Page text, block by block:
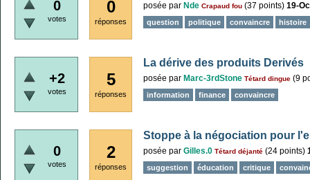
0
votes
0
réponses
posée par Nde Crapaud fou (37 points) 19-
question politique convaincre histoire
+2
votes
5
réponses
La dérive des produits Derivés
posée par Marc-3rdStone Tétard dingue (9
information finance convaincre
0
votes
2
réponses
Stoppe à la négociation pour
posée par Gilles.0 Tétard déjanté (24 points)
suggestion éducation critique